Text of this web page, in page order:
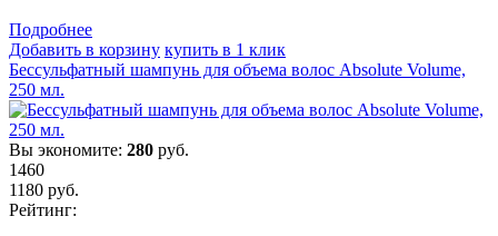
Подробнеe
Добавить в корзину купить в 1 клик
Бессульфатный шампунь для объема волос Absolute Volume,
250 мл.
Вы экономите: 280 руб.
1460
1180 руб.
Рейтинг: